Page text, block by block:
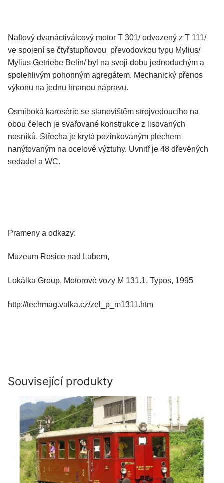
Naftový dvanáctiválcový motor T 301/ odvozený z T 111/
ve spojení se čtyřstupňovou převodovkou typu Mylius/
Mylius Getriebe Belín/ byl na svoji dobu jednoduchým a
spolehlivým pohonným agregátem. Mechanický přenos
výkonu na jednu hnanou nápravu.
Osmiboká karosérie se stanovištěm strojvedoucího na
obou čelech je svařované konstrukce z lisovaných
nosníků. Střecha je krytá pozinkovaným plechem
nanýtovaným na ocelové výztuhy. Uvnitř je 48 dřevěných
sedadel a WC.
Prameny a odkazy:
Muzeum Rosice nad Labem,
Lokálka Group, Motorové vozy M 131.1, Typos, 1995
http://techmag.valka.cz/zel_p_m1311.htm
Související produkty